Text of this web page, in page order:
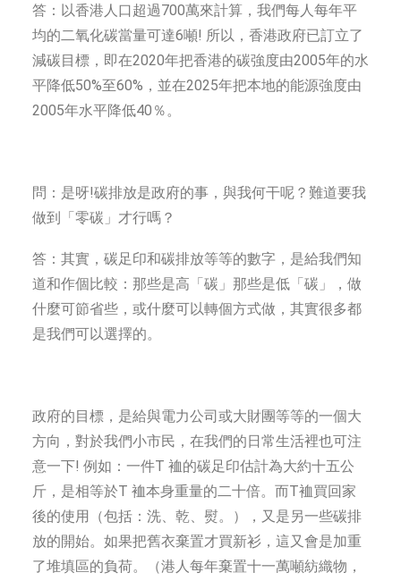
答：以香港人口超過700萬來計算，我們每人每年平
均的二氧化碳當量可達6噸! 所以，香港政府已訂立了
減碳目標，即在2020年把香港的碳強度由2005年的水
平降低50%至60%，並在2025年把本地的能源強度由
2005年水平降低40％。
問：是呀!碳排放是政府的事，與我何干呢？難道要我
做到「零碳」才行嗎？
答：其實，碳足印和碳排放等等的數字，是給我們知
道和作個比較：那些是高「碳」那些是低「碳」，做
什麼可節省些，或什麼可以轉個方式做，其實很多都
是我們可以選擇的。
政府的目標，是給與電力公司或大財團等等的一個大
方向，對於我們小市民，在我們的日常生活裡也可注
意一下! 例如：一件T 裇的碳足印估計為大約十五公
斤，是相等於T 裇本身重量的二十倍。而T裇買回家
後的使用（包括：洗、乾、熨。），又是另一些碳排
放的開始。如果把舊衣棄置才買新衫，這又會是加重
了堆填區的負荷。（港人每年棄置十一萬噸紡織物，